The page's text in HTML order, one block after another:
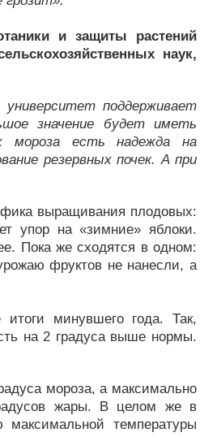
и защиты растений
наук,
поддерживает
значение будет иметь
мороза есть надежда на
резервных почек. А при
выращивания плодовых:
упор на «зимние» яблоки.
Пока же сходятся в одном:
фруктов не нанесли, а
итоги минувшего года. Так,
на 2 градуса выше нормы.
мороза, а максимально
жары. В целом же в
температуры